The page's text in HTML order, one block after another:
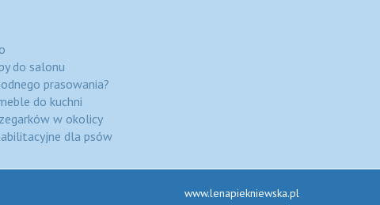
do salonu
prasowania?
do kuchni
w okolicy
dla psów
www.lenapiekniewska.pl